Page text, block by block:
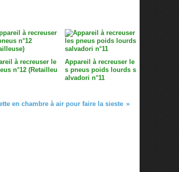
à recreuser le
n°12 (Retailleu
Appareil à recreuser le
s pneus poids lourds s
alvadori n°11
en chambre à air pour faire la sieste